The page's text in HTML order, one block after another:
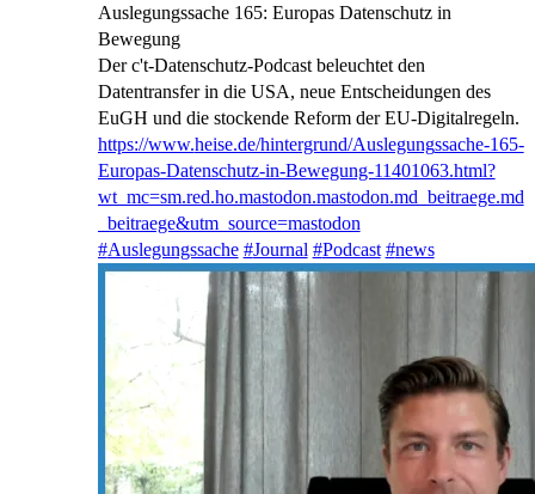
Auslegungssache 165: Europas Datenschutz in
Bewegung
Der c't-Datenschutz-Podcast beleuchtet den
Datentransfer in die USA, neue Entscheidungen des
EuGH und die stockende Reform der EU-Digitalregeln.
https://www.heise.de/hintergrund/Auslegungssache-165-
Europas-Datenschutz-in-Bewegung-11401063.html?
wt_mc=sm.red.ho.mastodon.mastodon.md_beitraege.md
_beitraege&utm_source=mastodon
#Auslegungssache #Journal #Podcast #news